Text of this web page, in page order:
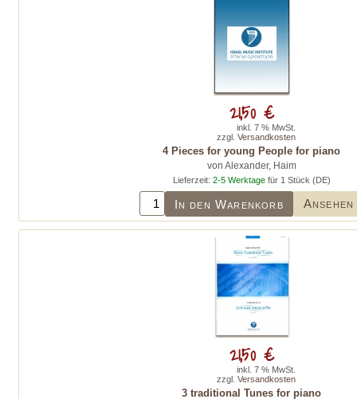
4 Pieces for young People for piano
von Alexander, Haim
Lieferzeit: 2-5 Werktagefür 1 Stück (DE)
In den Warenkorb Ansehen
21,50 €
inkl. 7 % MwSt.
zzgl. Versandkosten
3 traditional Tunes for piano
21,50 €
inkl. 7 % MwSt.
zzgl. Versandkosten